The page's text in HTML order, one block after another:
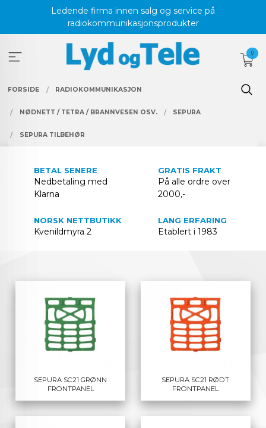
Ledende firma innen salg og service på
radiokommunikasjonsprodukter
0
FORSIDE RADIOKOMMUNIKASJON
NØDNETT / TETRA / BRANNVESEN OSV. SEPURA
SEPURA TILBEHØR
BETAL SENERE
Nedbetaling med
Klarna
GRATIS FRAKT
På alle ordre over
2000,-
NORSK NETTBUTIKK
Kvenildmyra 2
LANG ERFARING
Etablert i 1983
SEPURA SC21 GRØNN
FRONTPANEL
SEPURA SC21 RØDT
FRONTPANEL